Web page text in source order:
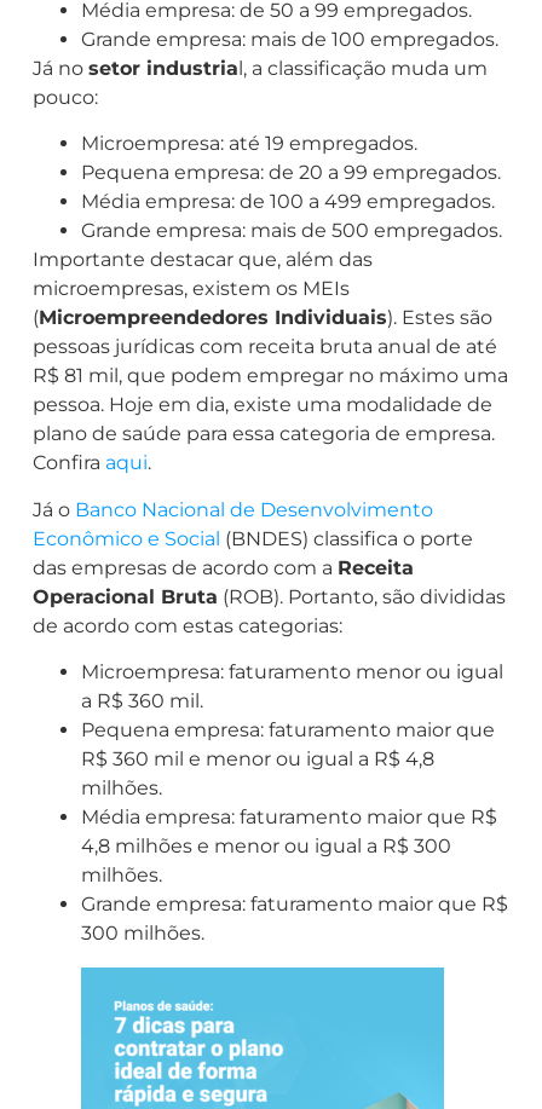
Média empresa: de 50 a 99 empregados.
Grande empresa: mais de 100 empregados.
Já no setor industrial, a classificação muda um
pouco:
Microempresa: até 19 empregados.
Pequena empresa: de 20 a 99 empregados.
Média empresa: de 100 a 499 empregados.
Grande empresa: mais de 500 empregados.
Importante destacar que, além das
microempresas, existem os MEIs
(Microempreendedores Individuais). Estes são
pessoas jurídicas com receita bruta anual de até
R$ 81 mil, que podem empregar no máximo uma
pessoa. Hoje em dia, existe uma modalidade de
plano de saúde para essa categoria de empresa.
Confira aqui.
Já o Banco Nacional de Desenvolvimento
Econômico e Social (BNDES) classifica o porte
das empresas de acordo com a Receita
Operacional Bruta (ROB). Portanto, são divididas
de acordo com estas categorias:
Microempresa: faturamento menor ou igual
a R$ 360 mil.
Pequena empresa: faturamento maior que
R$ 360 mil e menor ou igual a R$ 4,8
milhões.
Média empresa: faturamento maior que R$
4,8 milhões e menor ou igual a R$ 300
milhões.
Grande empresa: faturamento maior que R$
300 milhões.